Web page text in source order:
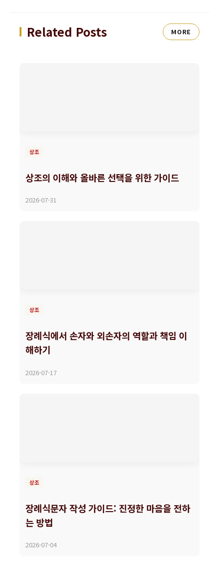
Related Posts MORE
상조
상조의 이해와 올바른 선택을 위한 가이드
2026-07-31
상조
장례식에서 손자와 외손자의 역할과 책임 이
해하기
2026-07-17
상조
장례식문자 작성 가이드: 진정한 마음을 전하
는 방법
2026-07-04